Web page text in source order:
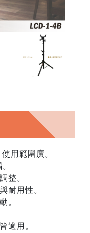
用範圍廣。
整。
耐用性。
。
適用。